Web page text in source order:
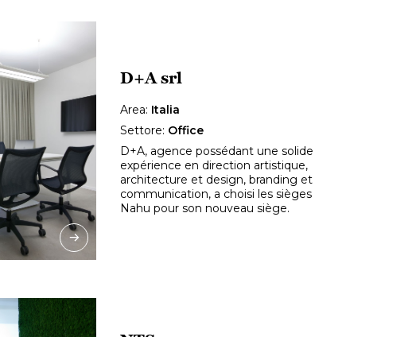
D+A srl
Area: Italia
Settore: Office
D+A, agence possédant une solide
expérience en direction artistique,
architecture et design, branding et
communication, a choisi les sièges
Nahu pour son nouveau siège.